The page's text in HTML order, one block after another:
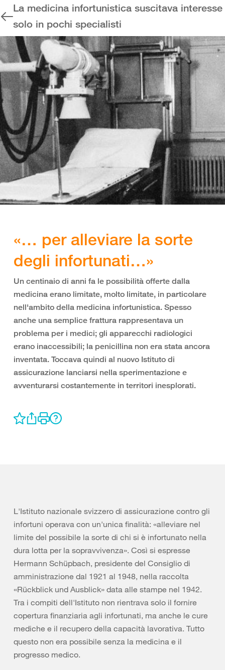
La medicina infortunistica suscitava interesse
solo in pochi specialisti
«… per alleviare la sorte
degli infortunati…»
Un centinaio di anni fa le possibilità offerte dalla
medicina erano limitate, molto limitate, in particolare
nell'ambito della medicina infortunistica. Spesso
anche una semplice frattura rappresentava un
problema per i medici; gli apparecchi radiologici
erano inaccessibili; la penicillina non era stata ancora
inventata. Toccava quindi al nuovo Istituto di
assicurazione lanciarsi nella sperimentazione e
avventurarsi costantemente in territori inesplorati.
L'Istituto nazionale svizzero di assicurazione contro gli
infortuni operava con un'unica finalità: «alleviare nel
limite del possibile la sorte di chi si è infortunato nella
dura lotta per la sopravvivenza». Così si espresse
Hermann Schüpbach, presidente del Consiglio di
amministrazione dal 1921 al 1948, nella raccolta
«Rückblick und Ausblick» data alle stampe nel 1942.
Tra i compiti dell'Istituto non rientrava solo il fornire
copertura finanziaria agli infortunati, ma anche le cure
mediche e il recupero della capacità lavorativa. Tutto
questo non era possibile senza la medicina e il
progresso medico.